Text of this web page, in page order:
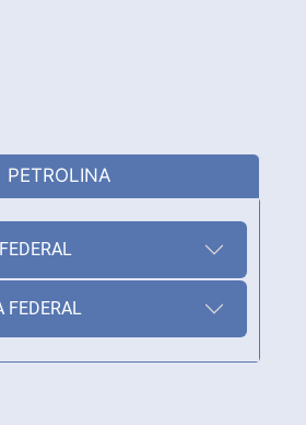
PETROLINA
FEDERAL